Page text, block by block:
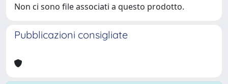
Non ci sono file associati a questo prodotto.
Pubblicazioni consigliate